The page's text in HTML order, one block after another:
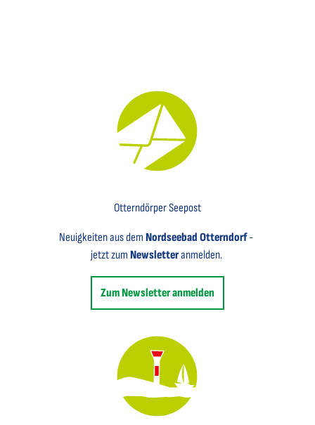
Otterndörper Seepost
Neuigkeiten aus demNordseebad Otterndorf-
jetzt zum Newsletteranmelden.
Zum Newsletter anmelden